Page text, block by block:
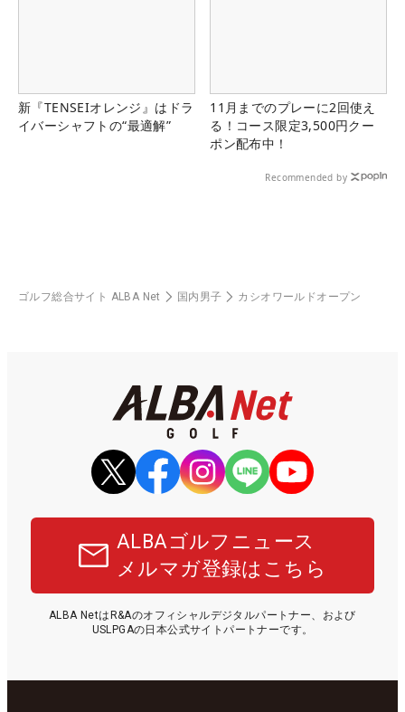
新『TENSEIオレンジ』はドラ
イバーシャフトの“最適解”
11月までのプレーに2回使え
る！コース限定3,500円クー
ポン配布中！
Recommended by
ゴルフ総合サイト ALBA Net 国内男子 カシオワールドオープン
ALBAゴルフニュース
メルマガ登録はこちら
ALBA NetはR&Aのオフィシャルデジタルパートナー、および
USLPGAの日本公式サイトパートナーです。